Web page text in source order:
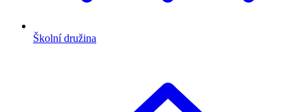
Školní družina